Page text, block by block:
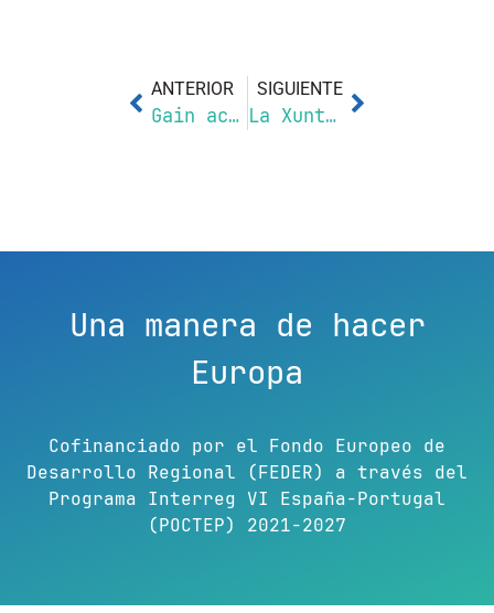
ANTERIOR
Gain acoge la presentación del proyecto europeo AeroGanp, liderado por Michinel
SIGUIENTE
La Xunta participa en el proyecto europeo Aeroganp para impulsar la colaboración Galicia-Norte de Portugal en el ámbito aeroespacial
Una manera de hacer
Europa
Cofinanciado por el Fondo Europeo de
Desarrollo Regional (FEDER) a través del
Programa Interreg VI España-Portugal
(POCTEP) 2021-2027